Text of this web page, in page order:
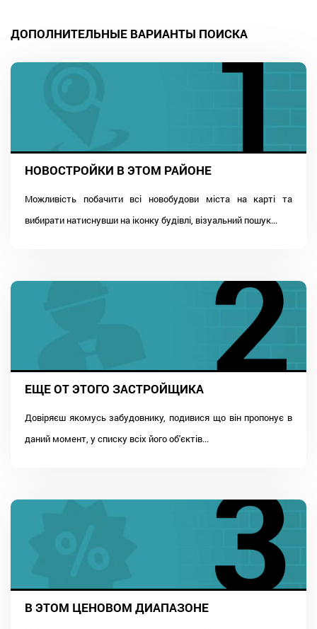
ДОПОЛНИТЕЛЬНЫЕ ВАРИАНТЫ ПОИСКА
НОВОСТРОЙКИ В ЭТОМ РАЙОНЕ
Можливість побачити всі новобудови міста на карті та
вибирати натиснувши на іконку будівлі, візуальний пошук...
ЕЩЕ ОТ ЭТОГО ЗАСТРОЙЩИКА
Довіряєш якомусь забудовнику, подивися що він пропонує в
даний момент, у списку всіх його об'єктів...
В ЭТОМ ЦЕНОВОМ ДИАПАЗОНЕ